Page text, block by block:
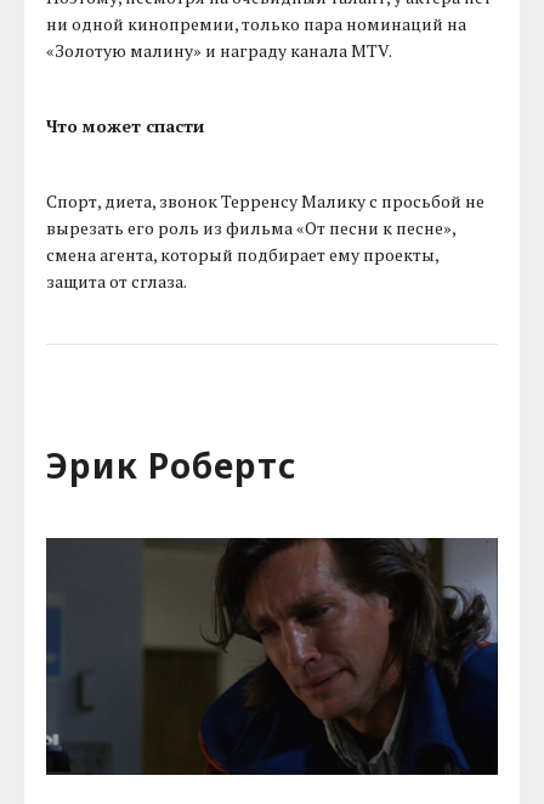
ни одной кинопремии, только пара номинаций на
«Золотую малину» и награду канала MTV.
Что может спасти
Спорт, диета, звонок Терренсу Малику с просьбой не
вырезать его роль из фильма «От песни к песне»,
смена агента, который подбирает ему проекты,
защита от сглаза.
Эрик Робертс